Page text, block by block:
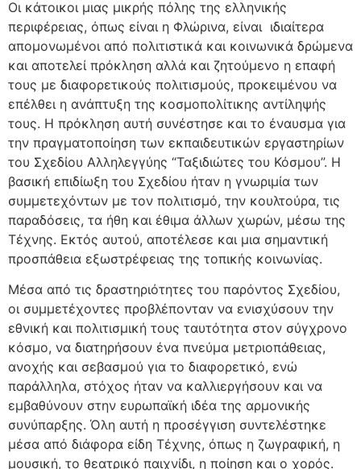
Οι κάτοικοι μιας μικρής πόλης της ελληνικής
περιφέρειας, όπως είναι η Φλώρινα, είναι ιδιαίτερα
απομονωμένοι από πολιτιστικά και κοινωνικά δρώμενα
και αποτελεί πρόκληση αλλά και ζητούμενο η επαφή
τους με διαφορετικούς πολιτισμούς, προκειμένου να
επέλθει η ανάπτυξη της κοσμοπολίτικης αντίληψής
τους. Η πρόκληση αυτή συνέστησε και το έναυσμα για
την πραγματοποίηση των εκπαιδευτικών εργαστηρίων
του Σχεδίου Αλληλεγγύης “Ταξιδιώτες του Κόσμου”. Η
βασική επιδίωξη του Σχεδίου ήταν η γνωριμία των
συμμετεχόντων με τον πολιτισμό, την κουλτούρα, τις
παραδόσεις, τα ήθη και έθιμα άλλων χωρών, μέσω της
Τέχνης. Εκτός αυτού, αποτέλεσε και μια σημαντική
προσπάθεια εξωστρέφειας της τοπικής κοινωνίας.
Μέσα από τις δραστηριότητες του παρόντος Σχεδίου,
οι συμμετέχοντες προβλέπονταν να ενισχύσουν την
εθνική και πολιτισμική τους ταυτότητα στον σύγχρονο
κόσμο, να διατηρήσουν ένα πνεύμα μετριοπάθειας,
ανοχής και σεβασμού για το διαφορετικό, ενώ
παράλληλα, στόχος ήταν να καλλιεργήσουν και να
εμβαθύνουν στην ευρωπαϊκή ιδέα της αρμονικής
συνύπαρξης. Όλη αυτή η προσέγγιση συντελέστηκε
μέσα από διάφορα είδη Τέχνης, όπως η ζωγραφική, η
μουσική, το θεατρικό παιχνίδι, η ποίηση και ο χορός.